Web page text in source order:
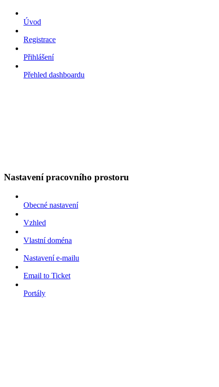
Úvod
Registrace
Přihlášení
Přehled dashboardu
Nastavení pracovního prostoru
Obecné nastavení
Vzhled
Vlastní doména
Nastavení e-mailu
Email to Ticket
Portály